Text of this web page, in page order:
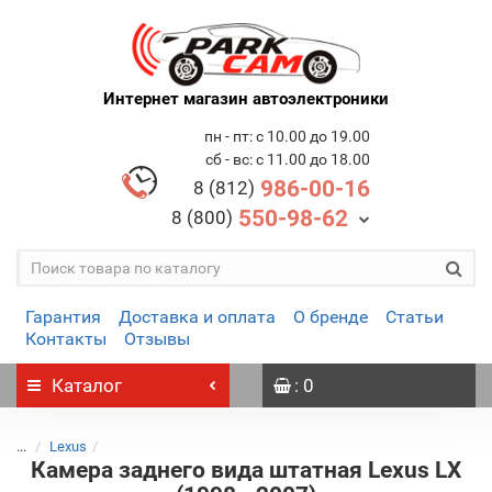
Интернет магазин автоэлектроники
пн - пт: с 10.00 до 19.00
сб - вс: с 11.00 до 18.00
8 (812) 986-00-16
8 (800) 550-98-62
Гарантия Доставка и оплата О бренде
Статьи
Контакты
Отзывы
Каталог : 0
... Lexus
Камера заднего вида штатная Lexus LX